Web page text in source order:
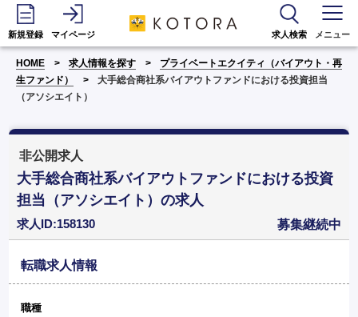
新規登録 マイページ 求人検索 メニュー
HOME 求人情報を探す
プライベートエクイティ（バイアウト・再
生ファンド）
大手総合商社系バイアウトファンドにおける投資担当
（アソシエイト）
非公開求人
大手総合商社系バイアウトファンドにおける投資
担当（アソシエイト）の求人
求人ID:158130 募集継続中
転職求人情報
職種